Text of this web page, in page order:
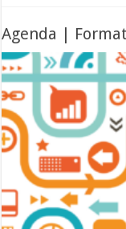
Agenda |